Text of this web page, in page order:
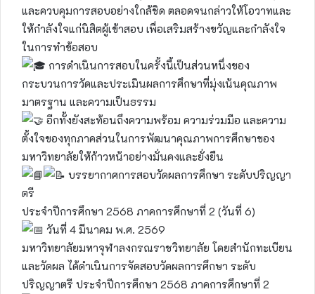
และควบคุมการสอบอย่างใกล้ชิด ตลอดจนกล่าวให้โอวาทและ
ให้กำลังใจแก่นิสิตผู้เข้าสอบ เพื่อเสริมสร้างขวัญและกำลังใจ
ในการทำข้อสอบ
การดำเนินการสอบในครั้งนี้เป็นส่วนหนึ่งของ
กระบวนการวัดและประเมินผลการศึกษาที่มุ่งเน้นคุณภาพ
มาตรฐาน และความเป็นธรรม
อีกทั้งยังสะท้อนถึงความพร้อม ความร่วมมือ และความ
ตั้งใจของทุกภาคส่วนในการพัฒนาคุณภาพการศึกษาของ
มหาวิทยาลัยให้ก้าวหน้าอย่างมั่นคงและยั่งยืน
บรรยากาศการสอบวัดผลการศึกษา ระดับปริญญา
ตรี
ประจำปีการศึกษา 2568 ภาคการศึกษาที่ 2 (วันที่ 6)
วันที่ 4 มีนาคม พ.ศ. 2569
มหาวิทยาลัยมหาจุฬาลงกรณราชวิทยาลัย โดยสำนักทะเบียน
และวัดผล ได้ดำเนินการจัดสอบวัดผลการศึกษา ระดับ
ปริญญาตรี ประจำปีการศึกษา 2568 ภาคการศึกษาที่ 2